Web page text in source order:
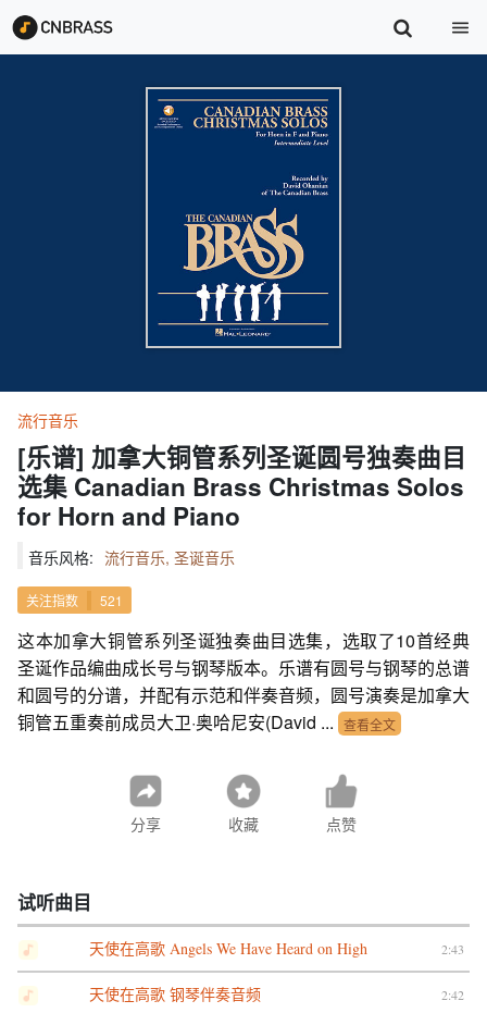
流行音乐
[乐谱] 加拿大铜管系列圣诞圆号独奏曲目
选集 Canadian Brass Christmas Solos
for Horn and Piano
音乐风格: 流行音乐, 圣诞音乐
关注指数 521
这本加拿大铜管系列圣诞独奏曲目选集，选取了10首经典
圣诞作品编曲成长号与钢琴版本。乐谱有圆号与钢琴的总谱
和圆号的分谱，并配有示范和伴奏音频，圆号演奏是加拿大
铜管五重奏前成员大卫·奥哈尼安(David ... 查看全文
分享 收藏 点赞
试听曲目
天使在高歌 Angels We Have Heard on High 2:43
天使在高歌 钢琴伴奏音频 2:42